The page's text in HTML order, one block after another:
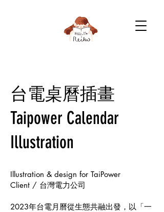
台電桌曆插畫
Taipower Calendar
Illustration
Illustration & design for TaiPower
Client / 台灣電力公司
2023年台電月曆從生態共融出發，以「一